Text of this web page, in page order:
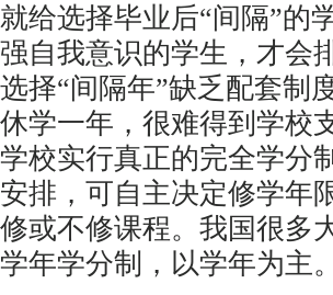
就给选择毕业后“间隔”的
强自我意识的学生，才会
选择“间隔年”缺乏配套制
休学一年，很难得到学校
学校实行真正的完全学分
安排，可自主决定修学年
修或不修课程。我国很多
学年学分制，以学年为主。